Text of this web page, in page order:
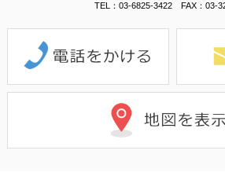
TEL：03-6825-3422 FAX：03-